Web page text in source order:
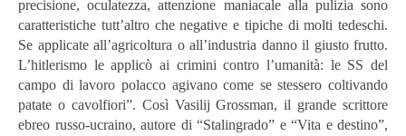
precisione, oculatezza, attenzione maniacale alla pulizia sono
caratteristiche tutt’altro che negative e tipiche di molti tedeschi.
Se applicate all’agricoltura o all’industria danno il giusto frutto.
L’hitlerismo le applicò ai crimini contro l’umanità: le SS del
campo di lavoro polacco agivano come se stessero coltivando
patate o cavolfiori”. Così Vasilij Grossman, il grande scrittore
ebreo russo-ucraino, autore di “Stalingrado” e “Vita e destino”,